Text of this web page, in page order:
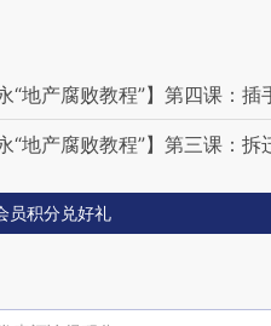
“地产腐败教程”】第四课：插
“地产腐败教程”】第三课：拆
员积分兑好礼